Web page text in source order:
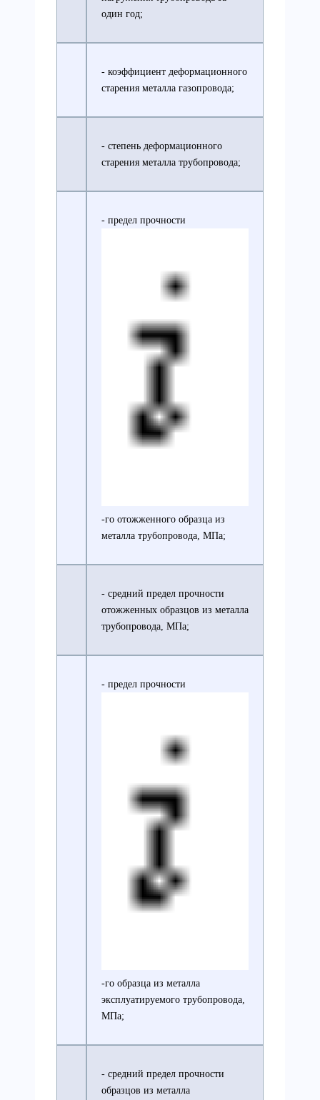
один год;
- коэффициент деформационного
старения металла газопровода;
- степень деформационного
старения металла трубопровода;
- предел прочности
-го отожженного образца из
металла трубопровода, МПа;
- средний предел прочности
отожженных образцов из металла
трубопровода, МПа;
- предел прочности
-го образца из металла
эксплуатируемого трубопровода,
МПа;
- средний предел прочности
образцов из металла